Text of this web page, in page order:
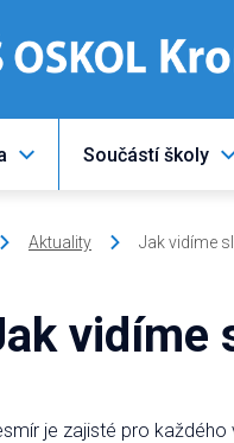
Součástí školy
Aktuality Jak vidíme
vidíme
je zajisté pro